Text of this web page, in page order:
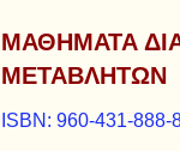
ΜΑΘΗΜΑΤΑ
ΜΕΤΑΒΛΗΤΩΝ
ISBN: 960-431-888-